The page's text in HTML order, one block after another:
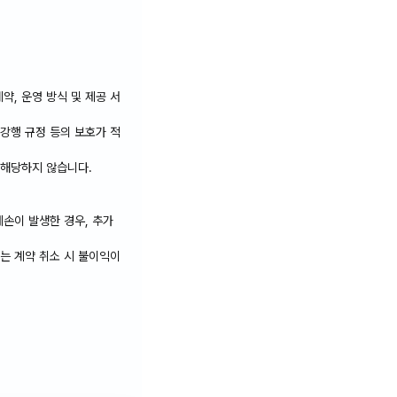
, 운영 방식 및 제공 서
행 규정 등의 보호가 적
당하지 않습니다.
이 발생한 경우, 추가
계약 취소 시 불이익이